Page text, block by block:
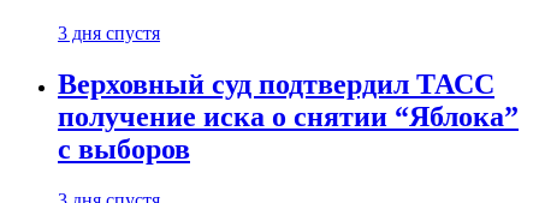
3 дня спустя
Верховный суд подтвердил ТАСС
получение иска о снятии “Яблока”
с выборов